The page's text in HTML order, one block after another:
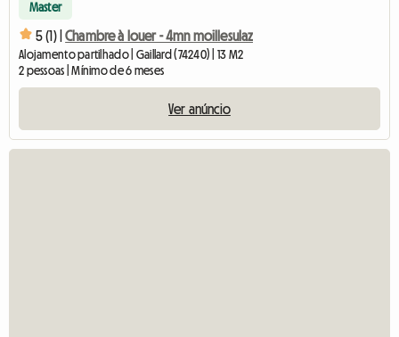
Master
5 (1) | Chambre à louer - 4mn moillesulaz
Alojamento partilhado | Gaillard (74240) | 13 M2
2 pessoas | Mínimo de 6 meses
Ver anúncio